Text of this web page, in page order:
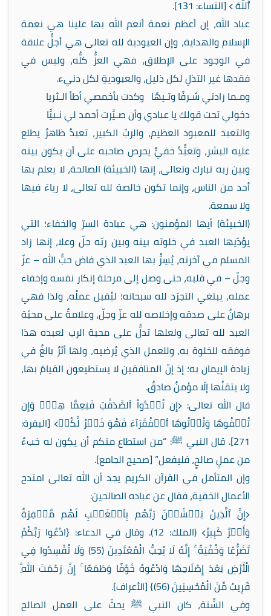
ٱللَّهَ ﴾ [النساء: 131].
عباد الله، إن أعظم نعمة أنعم الله بها علينا هي نعمة
الإسلام والهداية، وإن العبودية لله تعالى هي أجلُّ علاقة
في الوجود على الإطلاق، فهي العزُّ كلُّه، وليس في
فقدها غير التذلِ لكل ذليل، والعبوديةِ لكل دنيء.
ومـما زادني شـرفًا وتـيهًا وكدت بأخمصي أطأ الـثريا
دخولي تحت قولك يا عبادي وأن صـيَّرت أحمد لي نـبيًّا
والتعبد للمعبود العظيم، والربِّ الكبير، تعبدٌ ظاهرٌ يطلع
عليه البشر، وتعبُّدٌ خفيٌّ يحرص صاحبه على أن يكون بينه
وبين ربه تبارك وتعالى، إنها (الخبيئة) الصالحة، لا يعلم بها
أحد من الناس، وإنما تكون خالصة لله تعالى، لا رياءَ فيها
ولا سمعة.
(الخبيئة) أيها المؤمنون: هي عبادة السرّ والخفاء؛ التي
يؤدّيها العبد في خلوته بينه وبين ربّه جلّ وعلا، إنها زاد
المسلم في آخرته، يُسِرُّ بها العبد الذي فاض حبُّ الله – عزّ
وجلّ – في قلبه، حتى وصل إلى مرحلة إنكار نفسه وإخفاء
عمله، يبتغي التجرّد لله سبحانه؛ ليُقبل عملُه، ولذا فهي
برهانٌ على صدقه وإخلاصه لله عزّ وجلّ، وعلامةٌ على محبّة
العبد لله تعالى ولعلها تدلُّ على محبة الرب لعبده هذا
فوفقه للخلوة به، وللعمل الذي يُرضيه، ولها أثرٌ بالغٌ في
زيادة الإيمان به؛ إذ إنّ المنافقين لا يستطيعون القيامَ بها،
ولا يتقنُها إلّا مؤمنٌ صادقٌ.
قال الله تعالى: ﴿إِن تُبۡدُواْ ٱلصَّدَقَٰتِ فَنِعِمَّا هِيَۖ وَإِن
تُخۡفُوهَا وَتُؤۡتُوهَا ٱلۡفُقَرَآءَ فَهُوَ خَيۡرٌ لَّكُمۡ﴾ [البقرة:
271]. قال النبي ﷺ: “من استطاع منكم أن يكون له خبءٌ
من عملٍ صالحٍ، فليفعل” [صحيح الجامع].
وإن المتأمل في القرآن الكريم يجد أن الله تعالى امتدح
الأعمال الخفية، فقال عن عباده الصالحين:
﴿إِنَّ ٱلَّذِينَ يَخۡشَوۡنَ رَبَّهُم بِٱلۡغَيۡبِ لَهُم مَّغۡفِرَةٌ
وَأَجۡرٌ كَبِيرٌ﴾ (الملك: 12). وقال في الدعاء: {ادْعُوا رَبَّكُمْ
تَضَرُّعًا وَخُفْيَةً ۚ إِنَّهُ لَا يُحِبُّ الْمُعْتَدِينَ (55) وَلَا تُفْسِدُوا فِي
الْأَرْضِ بَعْدَ إِصْلَاحِهَا وَادْعُوهُ خَوْفًا وَطَمَعًا ۚ إِنَّ رَحْمَتَ اللَّهِ
قَرِيبٌ مِّنَ الْمُحْسِنِينَ (56)} [الأعراف].
وفي السُّنة، كان النبي ﷺ يحثّ على العمل الصالح